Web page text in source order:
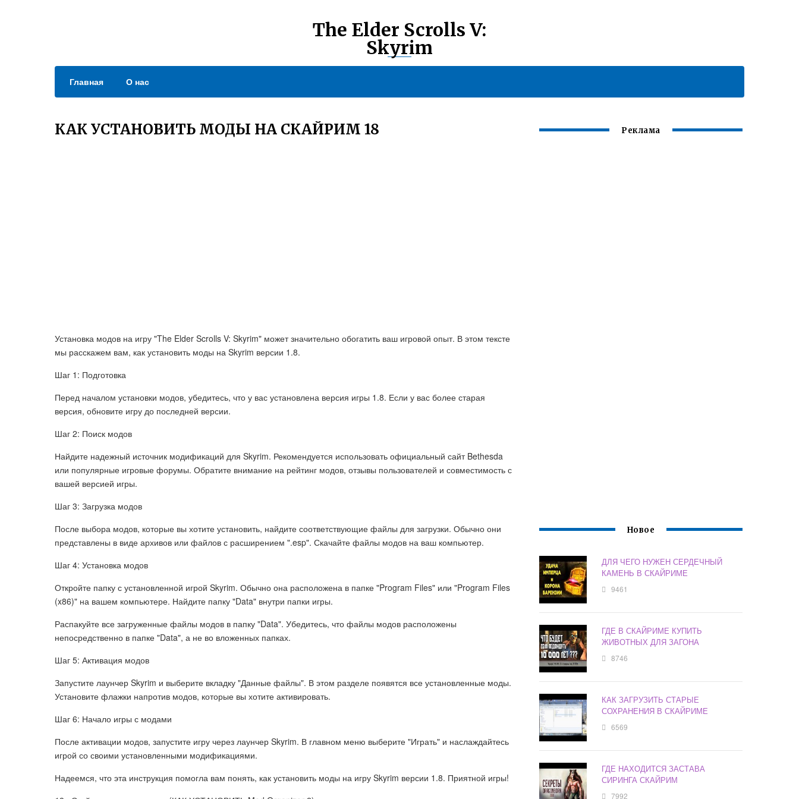
The Elder Scrolls V:
Skyrim
Главная О нас
КАК УСТАНОВИТЬ МОДЫ НА СКАЙРИМ 18
Установка модов на игру "The Elder Scrolls V: Skyrim" может значительно обогатить ваш игровой опыт. В этом тексте
мы расскажем вам, как установить моды на Skyrim версии 1.8.
Шаг 1: Подготовка
Перед началом установки модов, убедитесь, что у вас установлена версия игры 1.8. Если у вас более старая
версия, обновите игру до последней версии.
Шаг 2: Поиск модов
Найдите надежный источник модификаций для Skyrim. Рекомендуется использовать официальный сайт Bethesda
или популярные игровые форумы. Обратите внимание на рейтинг модов, отзывы пользователей и совместимость с
вашей версией игры.
Шаг 3: Загрузка модов
После выбора модов, которые вы хотите установить, найдите соответствующие файлы для загрузки. Обычно они
представлены в виде архивов или файлов с расширением ".esp". Скачайте файлы модов на ваш компьютер.
Шаг 4: Установка модов
Откройте папку с установленной игрой Skyrim. Обычно она расположена в папке "Program Files" или "Program Files
(x86)" на вашем компьютере. Найдите папку "Data" внутри папки игры.
Распакуйте все загруженные файлы модов в папку "Data". Убедитесь, что файлы модов расположены
непосредственно в папке "Data", а не во вложенных папках.
Шаг 5: Активация модов
Запустите лаунчер Skyrim и выберите вкладку "Данные файлы". В этом разделе появятся все установленные моды.
Установите флажки напротив модов, которые вы хотите активировать.
Шаг 6: Начало игры с модами
После активации модов, запустите игру через лаунчер Skyrim. В главном меню выберите "Играть" и наслаждайтесь
игрой со своими установленными модификациями.
Надеемся, что эта инструкция помогла вам понять, как установить моды на игру Skyrim версии 1.8. Приятной игры!
Реклама
Новое
ДЛЯ ЧЕГО НУЖЕН СЕРДЕЧНЫЙ
КАМЕНЬ В СКАЙРИМЕ
9461
ГДЕ В СКАЙРИМЕ КУПИТЬ
ЖИВОТНЫХ ДЛЯ ЗАГОНА
8746
КАК ЗАГРУЗИТЬ СТАРЫЕ
СОХРАНЕНИЯ В СКАЙРИМЕ
6569
ГДЕ НАХОДИТСЯ ЗАСТАВА
СИРИНГА СКАЙРИМ
7992